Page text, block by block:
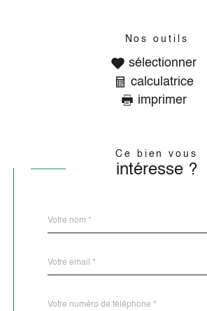
Nos outils
sélectionner
calculatrice
imprimer
Ce bien vous
intéresse ?
Nom
*
email
*
Téléphone